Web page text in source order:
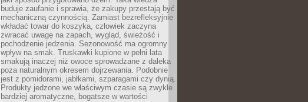
buduje zaufanie i sprawia, że zakupy przestają być
mechaniczną czynnością. Zamiast bezrefleksyjnie
wkładać towar do koszyka, człowiek zaczyna
zwracać uwagę na zapach, wygląd, świeżość i
pochodzenie jedzenia. Sezonowość ma ogromny
wpływ na smak. Truskawki kupione w pełni lata
smakują inaczej niż owoce sprowadzane z daleka
poza naturalnym okresem dojrzewania. Podobnie
jest z pomidorami, jabłkami, szparagami czy dynią.
Produkty jedzone we właściwym czasie są zwykle
bardziej aromatyczne, bogatsze w wartości